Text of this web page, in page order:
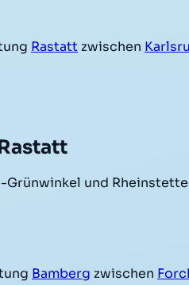
Rastatt zwischen
Grünwinkel und
Bamberg zwischen